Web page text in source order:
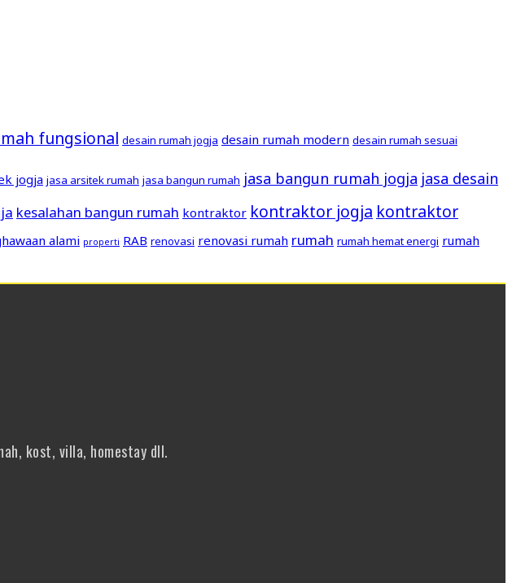
fungsional desain rumah jogja desain rumah modern desain rumah sesuai
jogja jasa arsitek rumah jasa bangun rumah jasa bangun rumah jogja jasa desain
kesalahan bangun rumah kontraktor kontraktor jogja kontraktor
alami properti RAB renovasi renovasi rumah rumah rumah hemat energi rumah
kost, villa, homestay dll.